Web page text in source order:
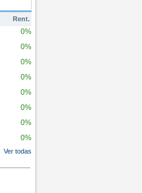
Rent.
0%
0%
0%
0%
0%
0%
0%
0%
Ver todas